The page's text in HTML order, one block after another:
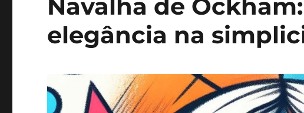
Navalha de
elegância na